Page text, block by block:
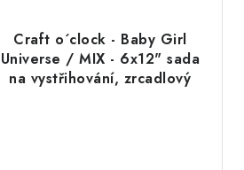
Craft o´clock - Baby Girl
Universe / MIX - 6x12" sada
na vystřihování, zrcadlový